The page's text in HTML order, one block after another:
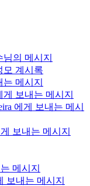
의 메시지
모 계시록
메시지
보내는 메시지
에게 보내는 메시
보내는 메시지
메시지
보내는 메시지